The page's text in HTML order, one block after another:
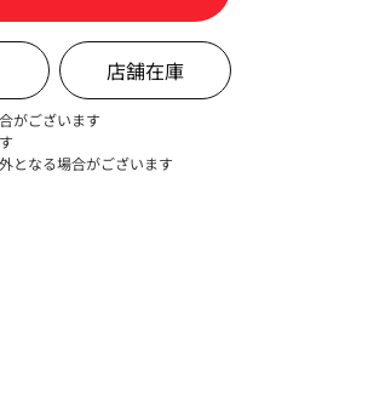
店舗在庫
がございます
となる場合がございます